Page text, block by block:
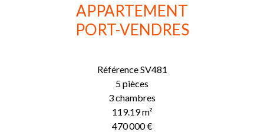
APPARTEMENT
PORT-VENDRES
RéférenceSV481
5 pièces
3 chambres
119.19m²
470 000 €